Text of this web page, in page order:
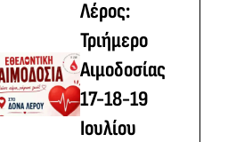
Λέρος:
Τριήμερο
Αιμοδοσίας
17-18-19
Ιουλίου